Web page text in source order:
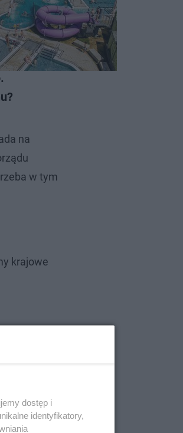
na
w tym
krajowe
dostęp i
identyfikatory,